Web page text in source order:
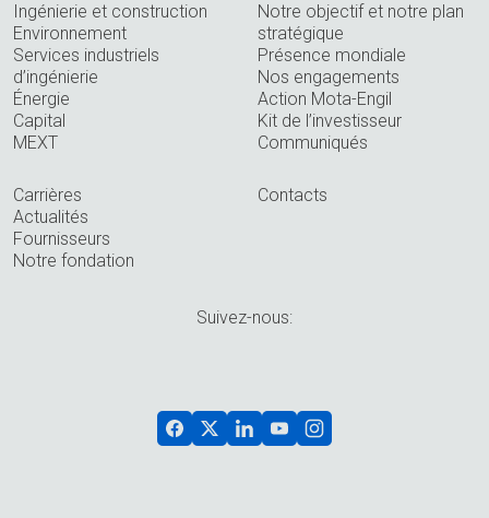
Ingénierie et construction
Environnement
Services industriels
d’ingénierie
Énergie
Capital
MEXT
Notre objectif et notre plan
stratégique
Présence mondiale
Nos engagements
Action Mota-Engil
Kit de l’investisseur
Communiqués
Carrières
Actualités
Fournisseurs
Notre fondation
Contacts
Suivez-nous: